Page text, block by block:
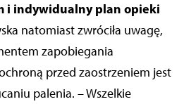
i indywidualny plan opieki
natomiast zwróciła uwagę,
zapobiegania
przed zaostrzeniem jest
palenia. – Wszelkie